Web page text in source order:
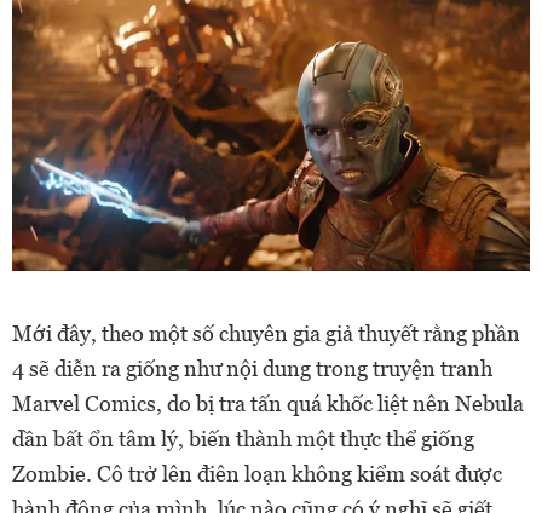
Mới đây, theo một số chuyên gia giả thuyết rằng phần
4 sẽ diễn ra giống như nội dung trong truyện tranh
Marvel Comics, do bị tra tấn quá khốc liệt nên Nebula
dần bất ổn tâm lý, biến thành một thực thể giống
Zombie. Cô trở lên điên loạn không kiểm soát được